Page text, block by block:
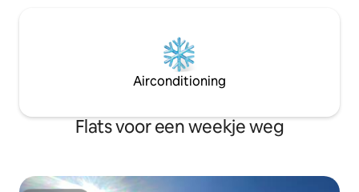
Airconditioning
Flats voor een weekje weg